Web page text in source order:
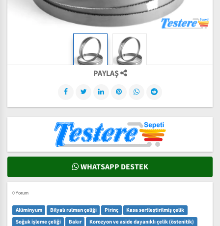
PAYLAŞ
WHATSAPP DESTEK
0 Yorum
Alüminyum Bilyalı rulman çeliği Pirinç
Kasa sertleştirilmiş çelik
Soğuk işleme çeliği
Bakır
Korozyon ve aside dayanıklı çelik (östenitik)